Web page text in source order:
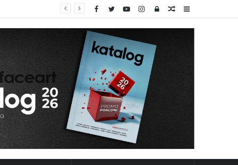
Sidebar
Random
Log
Instagram
YouTube
Twitter
Facebook